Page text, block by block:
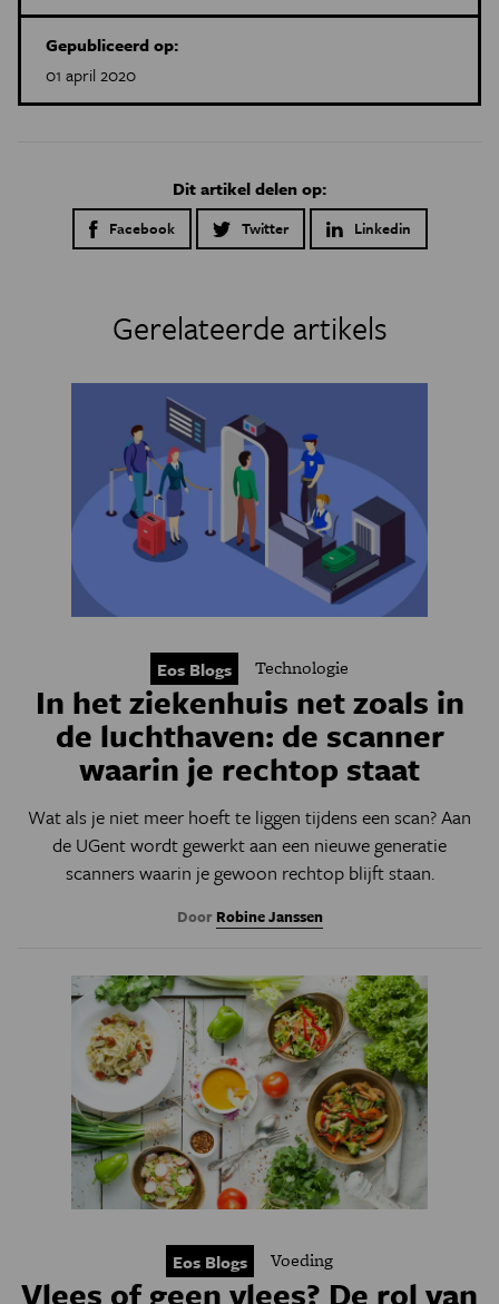
Gepubliceerd op:
01 april 2020
Dit artikel delen op:
Facebook Twitter Linkedin
Gerelateerde artikels
Eos Blogs Technologie
In het ziekenhuis net zoals in
de luchthaven: de scanner
waarin je rechtop staat
Wat als je niet meer hoeft te liggen tijdens een scan? Aan
de UGent wordt gewerkt aan een nieuwe generatie
scanners waarin je gewoon rechtop blijft staan.
Door Robine Janssen
Eos Blogs Voeding
Vlees of geen vlees? De rol van